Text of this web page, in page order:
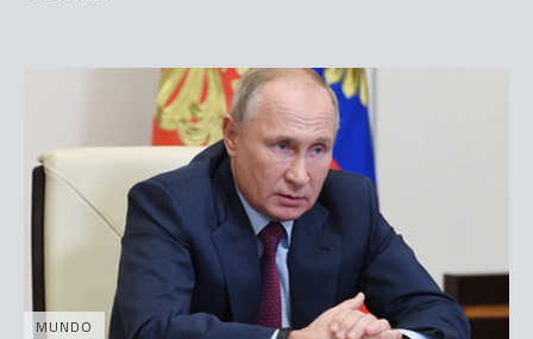
MUNDO